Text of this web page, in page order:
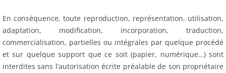
En conséquence, toute reproduction, représentation, utilisation,
adaptation, modification, incorporation, traduction,
commercialisation, partielles ou intégrales par quelque procédé
et sur quelque support que ce soit (papier, numérique…) sont
interdites sans l’autorisation écrite préalable de son propriétaire